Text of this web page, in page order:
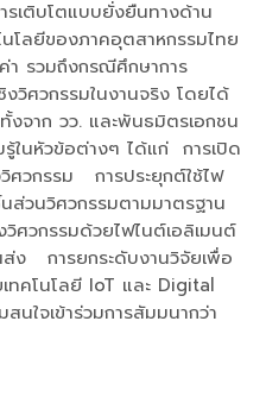
เติบโตแบบยั่งยืนทางด้าน
โลยีของภาคอุตสาหกรรมไทย
า รวมถึงกรณีศึกษาการ
งวิศวกรรมในงานจริง โดยได้
งจาก วว. และพันธมิตรเอกชน
ในหัวข้อต่างๆ ได้แก่ การเปิด
วิศวกรรม การประยุกต์ใช้ไฟ
ส่วนวิศวกรรมตามมาตรฐาน
ศวกรรมด้วยไฟไนต์เอลิเมนต์
ส่ง การยกระดับงานวิจัยเพื่อ
คโนโลยี IoT และ Digital
นใจเข้าร่วมการสัมมนากว่า